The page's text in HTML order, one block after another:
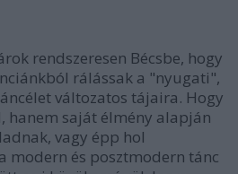
rendszeresen Bécsbe, hogy
rálássak a "nyugati",
változatos tájaira. Hogy
hanem saját élmény alapján
vagy épp hol
modern és posztmodern tánc